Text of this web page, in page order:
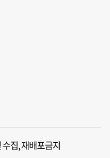
집, 재배포금지